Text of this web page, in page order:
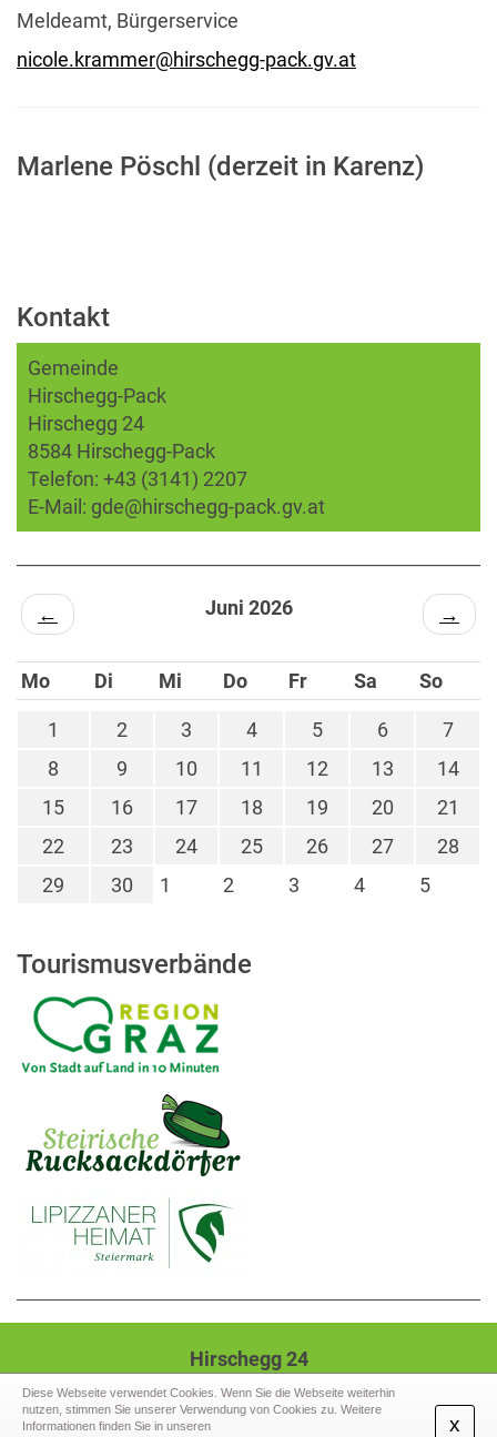
Diese Webseite verwendet Cookies. Wenn Sie die Webseite weiterhin
nutzen, stimmen Sie unserer Verwendung von Cookies zu. Weitere
Informationen finden Sie in unseren
x
Meldeamt, Bürgerservice
nicole.krammer@hirschegg-pack.gv.at
Marlene Pöschl (derzeit in Karenz)
Kontakt
Gemeinde
Hirschegg-Pack
Hirschegg 24
8584 Hirschegg-Pack
Telefon: +43 (3141) 2207
E-Mail: gde@hirschegg-pack.gv.at
← Juni 2026 →
Mo Di Mi Do Fr Sa So
1 2 3 4 5 6
7
8
9 10 11 12 13
14
15
16 17 18 19 20
21
22
23 24 25 26 27
28
29
30 1 2 3 4 5
Tourismusverbände
Hirschegg 24
8584 Hirschegg-Pack
Tel.: +43 (3141) 2207, Mail: gde@hirschegg-